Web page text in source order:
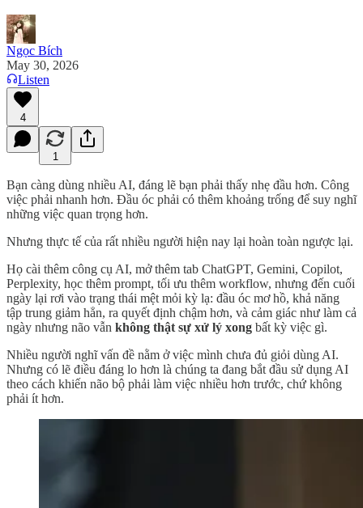
Ngọc Bích
May 30, 2026
Listen
4
1
Bạn càng dùng nhiều AI, đáng lẽ bạn phải thấy nhẹ đầu hơn. Công
việc phải nhanh hơn. Đầu óc phải có thêm khoảng trống để suy nghĩ
những việc quan trọng hơn.
Nhưng thực tế của rất nhiều người hiện nay lại hoàn toàn ngược lại.
Họ cài thêm công cụ AI, mở thêm tab ChatGPT, Gemini, Copilot,
Perplexity, học thêm prompt, tối ưu thêm workflow, nhưng đến cuối
ngày lại rơi vào trạng thái mệt mỏi kỳ lạ: đầu óc mơ hồ, khả năng
tập trung giảm hẳn, ra quyết định chậm hơn, và cảm giác như làm cả
ngày nhưng não vẫn không thật sự xử lý xong bất kỳ việc gì.
Nhiều người nghĩ vấn đề nằm ở việc mình chưa đủ giỏi dùng AI.
Nhưng có lẽ điều đáng lo hơn là chúng ta đang bắt đầu sử dụng AI
theo cách khiến não bộ phải làm việc nhiều hơn trước, chứ không
phải ít hơn.